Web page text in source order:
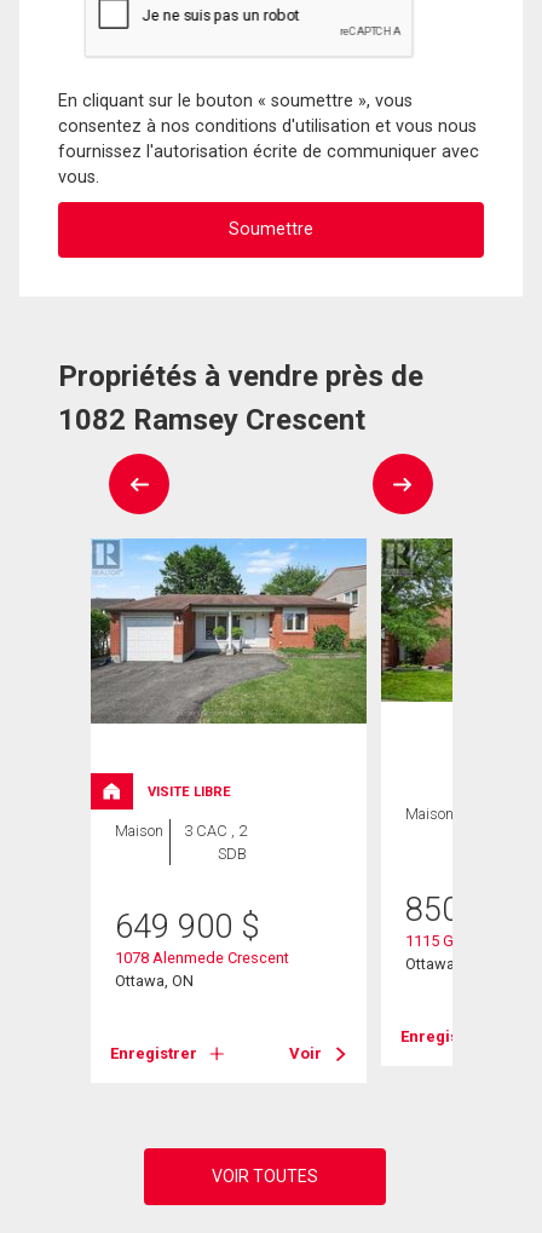
En cliquant sur le bouton « soumettre », vous
consentez à nos conditions d'utilisation et vous nous
fournissez l'autorisation écrite de communiquer avec
vous.
Propriétés à vendre près de
1082 Ramsey Crescent
VISITE LIBRE
Maison
3 CAC , 2
SDB
649 900 $
1078 Alenmede Crescent
Ottawa, ON
Enregistrer Voir
Maison
850 000
1115 Grenon
Ottawa, ON
Enregistrer